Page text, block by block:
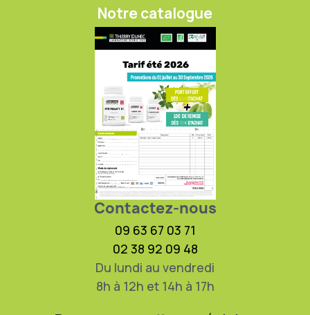
Notre catalogue
Contactez-nous
09 63 67 03 71
02 38 92 09 48
Du lundi au vendredi
8h à 12h et 14h à 17h